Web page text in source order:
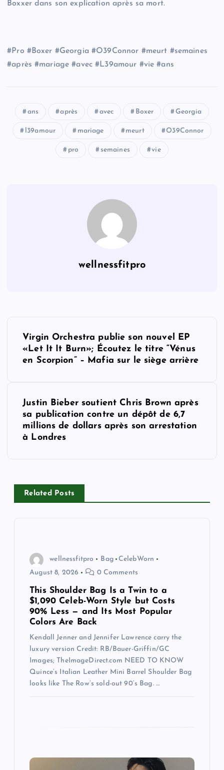
Boxxer dans son explication après sa mort.
#Pro #Boxer #Georgia #O39Connor #meurt #semaines
#après #mariage #avec #L39amour #vie #ans
ans après avec Boxer Georgia
l39amour mariage meurt O39Connor
pro semaines vie
wellnessfitpro
Virgin Orchestra publie son nouvel EP
«Let It It Burn»; Écoutez le titre “Vénus
en Scorpion” – Mafia sur le siège arrière
Justin Bieber soutient Chris Brown après
sa publication contre un dépôt de 6,7
millions de dollars après son arrestation
à Londres
Related Posts
wellnessfitpro Bag
CelebWorn
August 8, 2026
0 Comments
This Shoulder Bag Is a Twin to a
$1,090 Celeb-Worn Style but Costs
90% Less — and Its Most Popular
Colors Are Back
Kendall Jenner and Jennifer Lawrence carry the
luxury version Credit: RB/Bauer-Griffin/GC
Images; TheImageDirect.com NEED TO KNOW
Quince’s Italian Leather Mini Barrel Shoulder Bag
looks like The Row’s sold-out 90’s Bag. …